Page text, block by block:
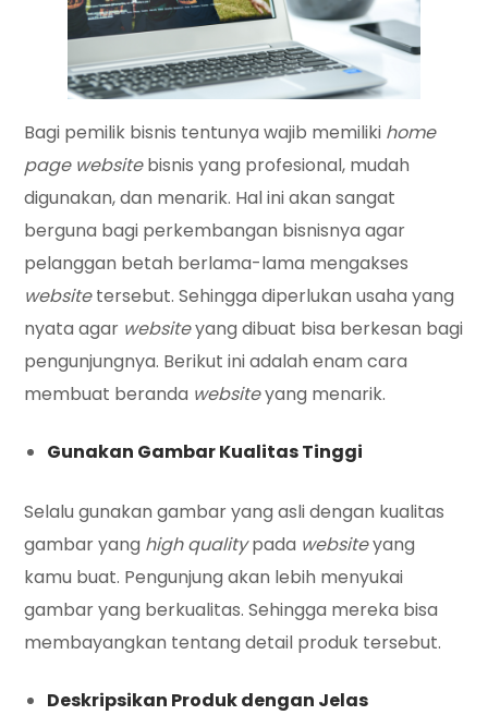
Bagi pemilik bisnis tentunya wajib memiliki home
page websitebisnis yang profesional, mudah
digunakan, dan menarik. Hal ini akan sangat
berguna bagi perkembangan bisnisnya agar
pelanggan betah berlama-lama mengakses
websitetersebut. Sehingga diperlukan usaha yang
nyata agar websiteyang dibuat bisa berkesan bagi
pengunjungnya. Berikut ini adalah enam cara
membuat beranda websiteyang menarik.
Gunakan Gambar Kualitas Tinggi
Selalu gunakan gambar yang asli dengan kualitas
gambar yang high qualitypada websiteyang
kamu buat. Pengunjung akan lebih menyukai
gambar yang berkualitas. Sehingga mereka bisa
membayangkan tentang detail produk tersebut.
Deskripsikan Produk dengan Jelas